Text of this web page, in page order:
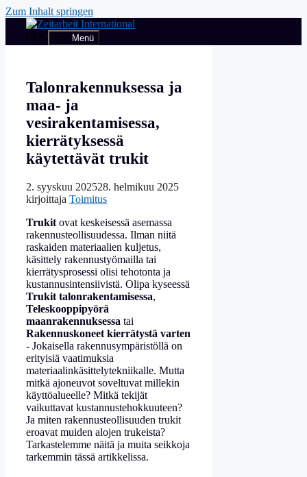
Zum Inhalt springen
Menü
Talonrakennuksessa ja
maa- ja
vesirakentamisessa,
kierrätyksessä
käytettävät trukit
2. syyskuu 202528. helmikuu 2025
kirjoittaja Toimitus
Trukitovat keskeisessä asemassa
rakennusteollisuudessa. Ilman niitä
raskaiden materiaalien kuljetus,
käsittely rakennustyömailla tai
kierrätysprosessi olisi tehotonta ja
kustannusintensiivistä. Olipa kyseessä
Trukit talonrakentamisessa,
Teleskooppipyörä
maanrakennuksessa tai
Rakennuskoneet kierrätystä varten
- Jokaisella rakennusympäristöllä on
erityisiä vaatimuksia
materiaalinkäsittelytekniikalle. Mutta
mitkä ajoneuvot soveltuvat millekin
käyttöalueelle? Mitkä tekijät
vaikuttavat kustannustehokkuuteen?
Ja miten rakennusteollisuuden trukit
eroavat muiden alojen trukeista?
Tarkastelemme näitä ja muita seikkoja
tarkemmin tässä artikkelissa.